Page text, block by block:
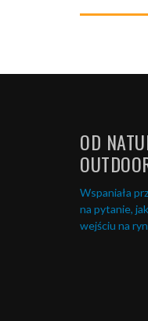
OD
Wspaniała
na pytanie,
wejściu na